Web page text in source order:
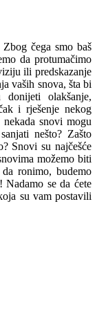
čega smo baš
da protumačimo
ili predskazanje
vaših snova, šta bi
olakšanje,
i rješenje nekog
snovi mogu
nešto? Zašto
Snovi su najčešće
možemo biti
ronimo, budemo
se da ćete
su vam postavili